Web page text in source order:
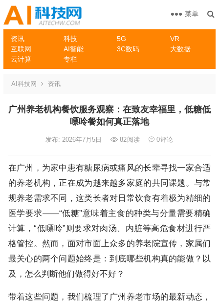
资讯 科技 5G
VR
互联网
AI智能 3C数码
大数据
云计算
专栏
菜单
AI科技网 资讯
广州养老机构餐饮服务观察：在致友幸福里，低糖低
嘌呤餐如何真正落地
发布: 2026年7月5日 82阅读 0评论
在广州，为家中患有糖尿病或痛风的长辈寻找一家合适
的养老机构，正在成为越来越多家庭的共同课题。与常
规养老需求不同，这类长者对日常饮食有着极为精细的
医学要求——“低糖”意味着主食的种类与分量需要精确
计算，“低嘌呤”则要求对肉汤、内脏等高危食材进行严
格管控。然而，面对市面上众多的养老院宣传，家属们
最关心的两个问题始终是：到底哪些机构真的能做？以
及，怎么判断他们做得好不好？
带着这些问题，我们梳理了广州养老市场的最新动态，